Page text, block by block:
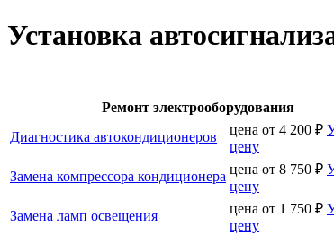
Установка
Ремонт электрооборудования
Диагностика автокондиционеров
цена от 4 200 ₽
цену
Замена компрессора кондиционера цена от 8 750 ₽
цену
Замена ламп освещения
цена от 1 750 ₽
цену